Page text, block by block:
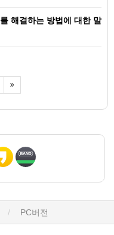
해결하는 방법에 대한 말
PC버전